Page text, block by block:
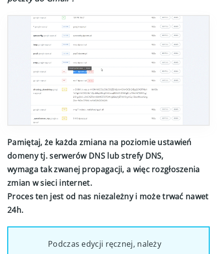
Pamiętaj, że każda zmiana na poziomie ustawień
domeny tj. serwerów DNS lub strefy DNS,
wymaga tak zwanej propagacji, a więc rozgłoszenia
zmian w sieci internet.
Proces ten jest od nas niezależny i może trwać nawet
24h.
Podczas edycji ręcznej, należy